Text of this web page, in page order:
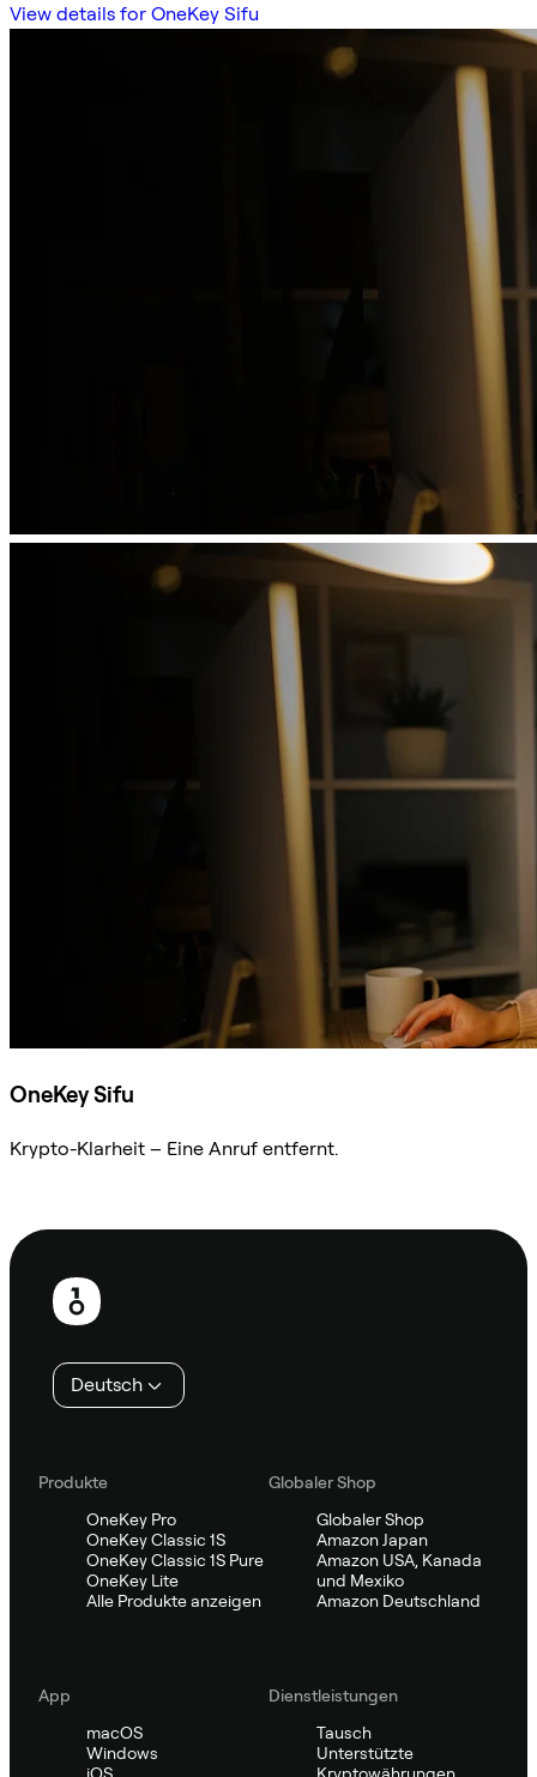
View details for OneKey Sifu
OneKey Sifu
Krypto-Klarheit – Eine Anruf entfernt.
Fußzeile
Deutsch
Produkte
OneKey Pro
OneKey Classic 1S
OneKey Classic 1S Pure
OneKey Lite
Alle Produkte anzeigen
Globaler Shop
Globaler Shop
Amazon Japan
Amazon USA, Kanada
und Mexiko
Amazon Deutschland
App
macOS
Windows
Dienstleistungen
Tausch
Unterstützte